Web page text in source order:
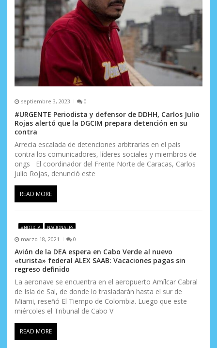
septiembre 3, 2023 0
#URGENTE Periodista y defensor de DDHH, Carlos Julio
Rojas alertó que la DGCIM prepara detención en su
contra
Arrecia escalada de detenciones arbitrarias en el país
contra los comunicadores, líderes sociales y miembros de
ongs El coordinador del Frente Norte de Caracas, Carlos
Julio Rojas, denunció este
READ MORE
#NOTICIA NACIONALES
marzo 18, 2021 0
Avión de la DEA espera en Cabo Verde al nuevo
«turista» federal ALEX SAAB: Vacaciones pagas sin
regreso definido
La aeronave se encuentra en el aeropuerto Amílcar Cabral
de Isla de Sal, de donde lo trasladarán hasta el sur de
Miami, reseñó El Tiempo de Colombia. Luego que este
miércoles el Tribunal de Cabo V
READ MORE